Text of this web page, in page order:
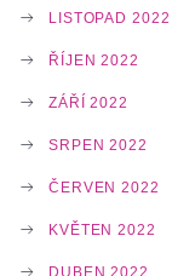
LISTOPAD 2022
ŘÍJEN 2022
ZÁŘÍ 2022
SRPEN 2022
ČERVEN 2022
KVĚTEN 2022
DUBEN 2022